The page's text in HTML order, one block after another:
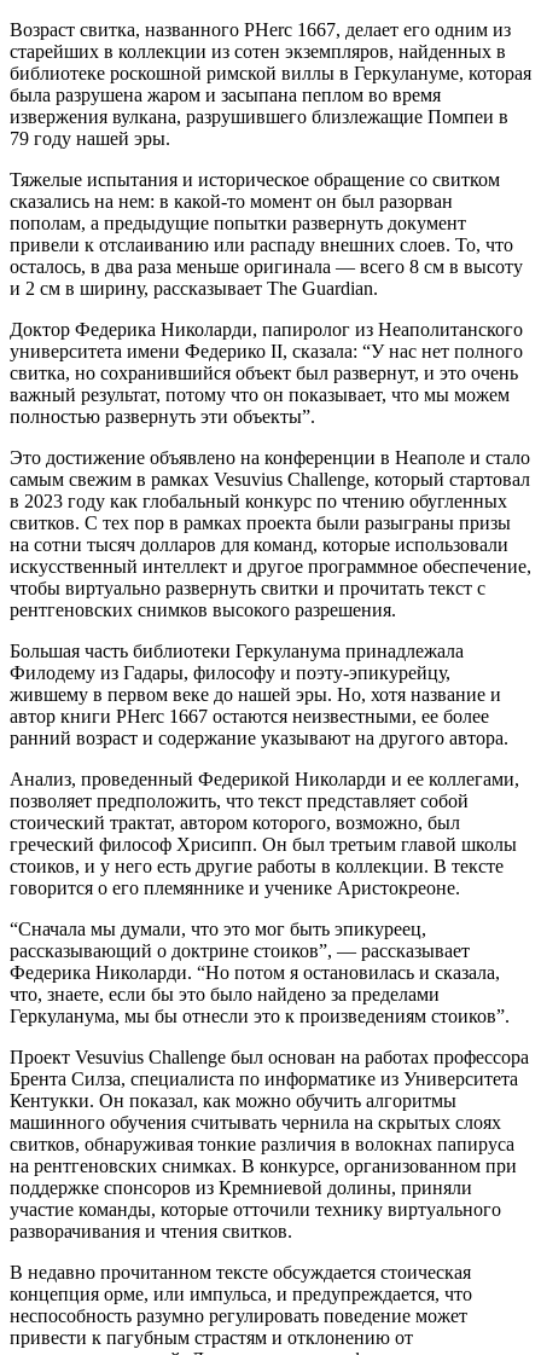
Возраст свитка, названного PHerc 1667, делает его одним из
старейших в коллекции из сотен экземпляров, найденных в
библиотеке роскошной римской виллы в Геркулануме, которая
была разрушена жаром и засыпана пеплом во время
извержения вулкана, разрушившего близлежащие Помпеи в
79 году нашей эры.
Тяжелые испытания и историческое обращение со свитком
сказались на нем: в какой-то момент он был разорван
пополам, а предыдущие попытки развернуть документ
привели к отслаиванию или распаду внешних слоев. То, что
осталось, в два раза меньше оригинала — всего 8 см в высоту
и 2 см в ширину, рассказывает The Guardian.
Доктор Федерика Николарди, папиролог из Неаполитанского
университета имени Федерико II, сказала: “У нас нет полного
свитка, но сохранившийся объект был развернут, и это очень
важный результат, потому что он показывает, что мы можем
полностью развернуть эти объекты”.
Это достижение объявлено на конференции в Неаполе и стало
самым свежим в рамках Vesuvius Challenge, который стартовал
в 2023 году как глобальный конкурс по чтению обугленных
свитков. С тех пор в рамках проекта были разыграны призы
на сотни тысяч долларов для команд, которые использовали
искусственный интеллект и другое программное обеспечение,
чтобы виртуально развернуть свитки и прочитать текст с
рентгеновских снимков высокого разрешения.
Большая часть библиотеки Геркуланума принадлежала
Филодему из Гадары, философу и поэту-эпикурейцу,
жившему в первом веке до нашей эры. Но, хотя название и
автор книги PHerc 1667 остаются неизвестными, ее более
ранний возраст и содержание указывают на другого автора.
Анализ, проведенный Федерикой Николарди и ее коллегами,
позволяет предположить, что текст представляет собой
стоический трактат, автором которого, возможно, был
греческий философ Хрисипп. Он был третьим главой школы
стоиков, и у него есть другие работы в коллекции. В тексте
говорится о его племяннике и ученике Аристокреоне.
“Сначала мы думали, что это мог быть эпикуреец,
рассказывающий о доктрине стоиков”, — рассказывает
Федерика Николарди. “Но потом я остановилась и сказала,
что, знаете, если бы это было найдено за пределами
Геркуланума, мы бы отнесли это к произведениям стоиков”.
Проект Vesuvius Challenge был основан на работах профессора
Брента Силза, специалиста по информатике из Университета
Кентукки. Он показал, как можно обучить алгоритмы
машинного обучения считывать чернила на скрытых слоях
свитков, обнаруживая тонкие различия в волокнах папируса
на рентгеновских снимках. В конкурсе, организованном при
поддержке спонсоров из Кремниевой долины, приняли
участие команды, которые отточили технику виртуального
разворачивания и чтения свитков.
В недавно прочитанном тексте обсуждается стоическая
концепция орме, или импульса, и предупреждается, что
неспособность разумно регулировать поведение может
привести к пагубным страстям и отклонению от